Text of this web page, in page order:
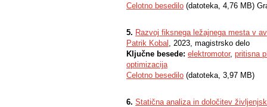
Celotno besedilo (datoteka, 4,76 MB)
5. Razvoj fiksnega ležajnega mesta v
Patrik Kobal , 2023, magistrsko delo
Ključne besede: elektromotor, pritisna
optimizacija
Celotno besedilo (datoteka, 3,97 MB)
6. Statična analiza in določitev